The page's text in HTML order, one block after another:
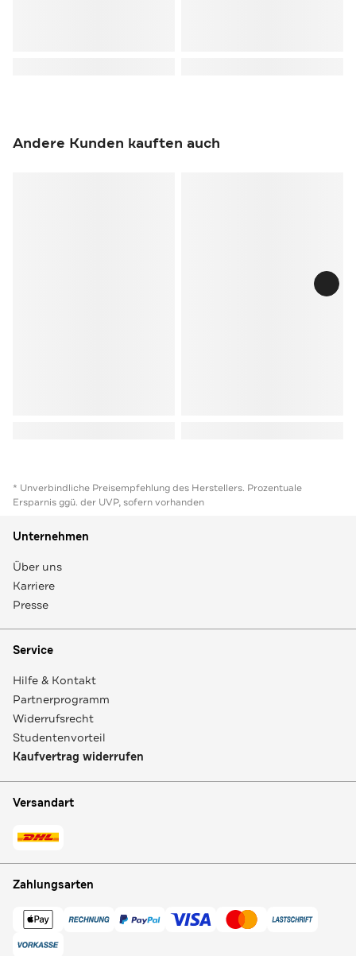
Andere Kunden kauften auch
* Unverbindliche Preisempfehlung des Herstellers. Prozentuale
Ersparnis ggü. der UVP, sofern vorhanden
Unternehmen
Über uns
Karriere
Presse
Service
Hilfe & Kontakt
Partnerprogramm
Widerrufsrecht
Studentenvorteil
Kaufvertrag widerrufen
Versandart
Zahlungsarten